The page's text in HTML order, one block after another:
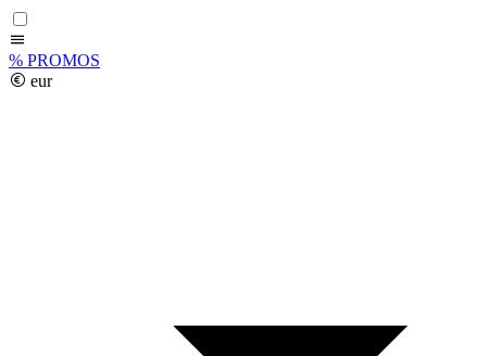
% PROMOS
eur